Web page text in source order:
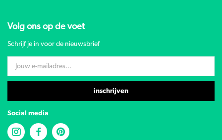
Volg ons op de voet
Schrijf je in voor de nieuwsbrief
inschrijven
Social media